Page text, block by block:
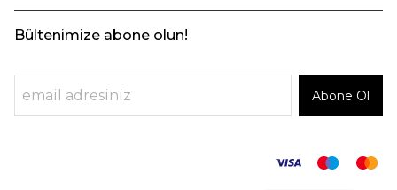
Bültenimize abone olun!
Abone Ol